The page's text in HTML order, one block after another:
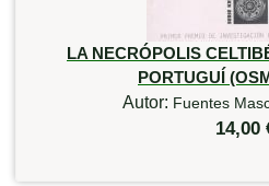
LA NECRÓPOLIS
PORTUGUÍ
Autor: Fuentes
14,00